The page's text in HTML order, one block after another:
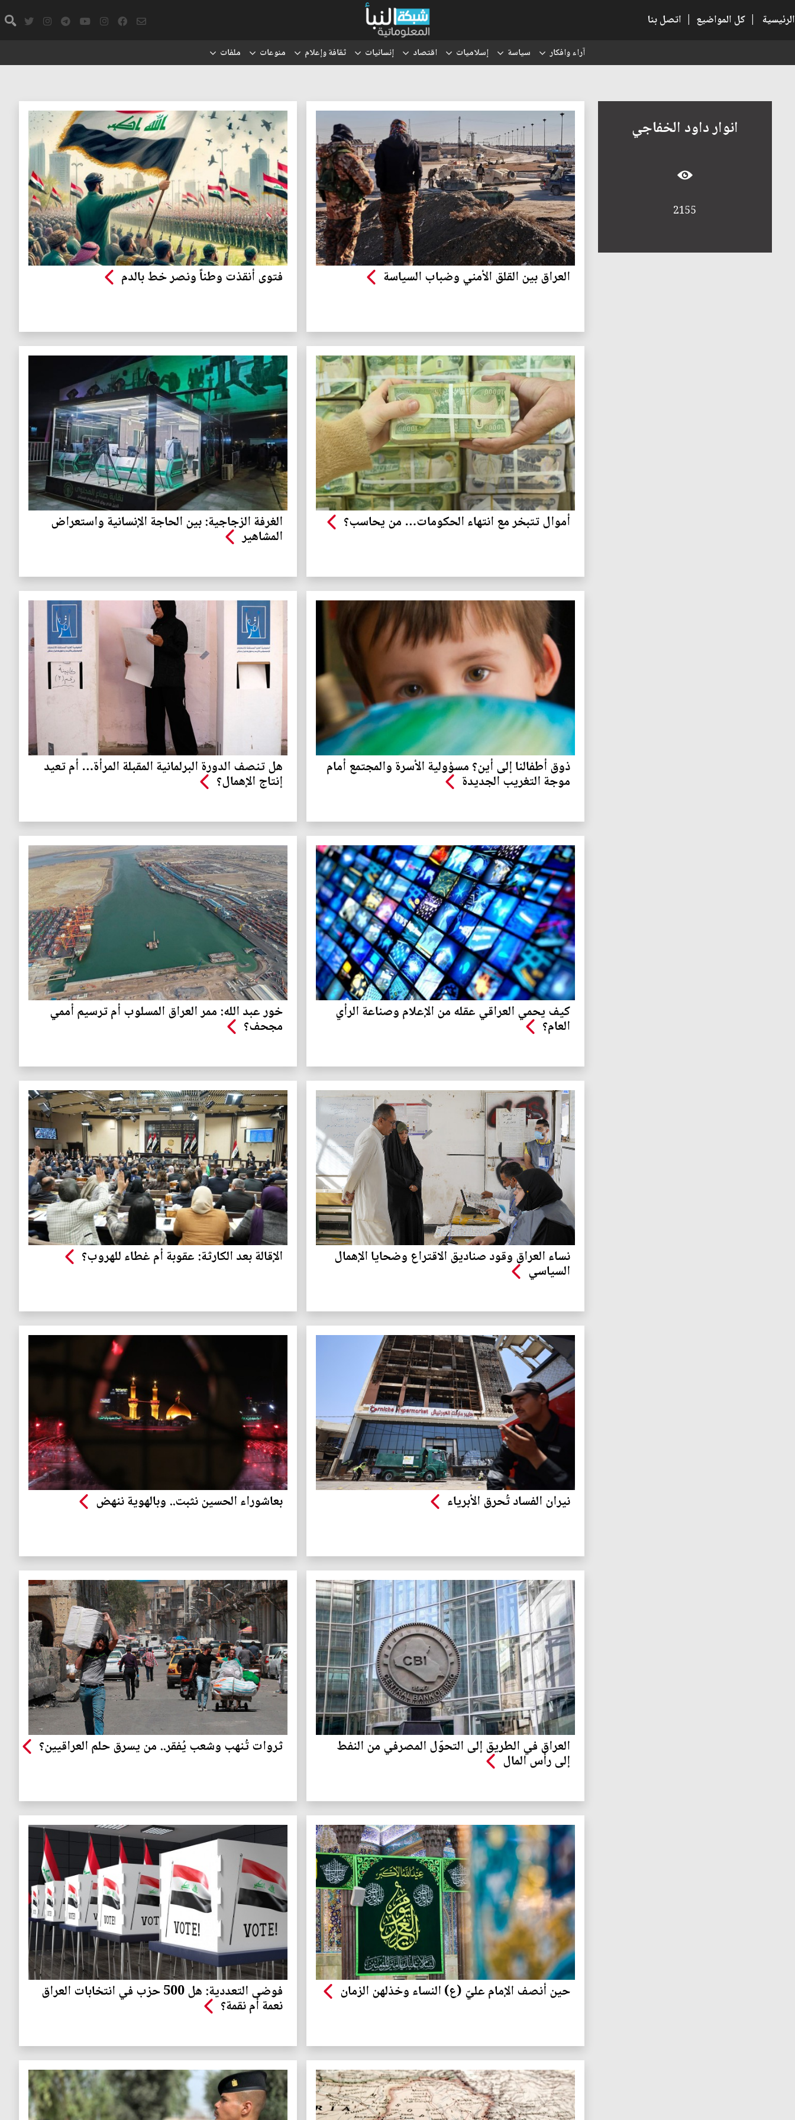
الرئيسية | كل المواضيع | اتصل بنا
آراء وافكار سياسة إسلاميات اقتصاد إنسانيات ثقافة وإعلام منوعات ملفات
انوار داود الخفاجي
2155
العراق بين القلق الأمني وضباب السياسة فتوى أنقذت وطناً ونصر خط بالدم
أموال تتبخر مع انتهاء الحكومات… من يحاسب؟ الغرفة الزجاجية: بين الحاجة الإنسانية واستعراض
المشاهير
ذوق أطفالنا إلى أين؟ مسؤولية الأسرة والمجتمع أمام
موجة التغريب الجديدة
هل تنصف الدورة البرلمانية المقبلة المرأة… أم تعيد
إنتاج الإهمال؟
كيف يحمي العراقي عقله من الإعلام وصناعة الرأي
العام؟
خور عبد الله: ممر العراق المسلوب أم ترسيم أممي
مجحف؟
نساء العراق وقود صناديق الاقتراع وضحايا الإهمال
السياسي
الإقالة بعد الكارثة: عقوبة أم غطاء للهروب؟
نيران الفساد تُحرق الأبرياء بعاشوراء الحسين نثبت.. وبالهوية ننهض
العراق في الطريق إلى التحوّل المصرفي من النفط
إلى رأس المال
ثروات تُنهب وشعب يُفقر.. من يسرق حلم العراقيين؟
حين أنصف الإمام عليّ (ع) النساء وخذلهن الزمان فوضى التعددية: هل 500 حزب في انتخابات العراق
نعمة أم نقمة؟